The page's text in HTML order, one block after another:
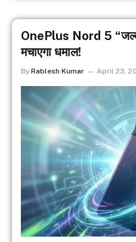
OnePlus Nord 5 “जल्द
मचाएगा धमाल!
By Rablesh Kumar April 23,